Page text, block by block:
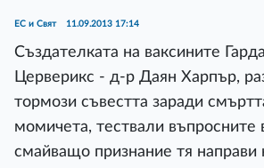
ЕС и Свят 11.09.2013 17:14
Създателката на ваксините
Церверикс - д-р Даян Харпър,
тормози съвестта заради
момичета, тествали въпросните
смайващо признание тя направи